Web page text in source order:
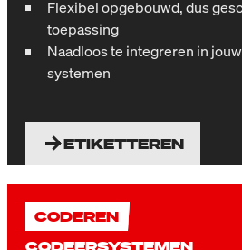
Flexibel opgebouwd, dus
toepassing
Naadloos te integreren in
systemen
ETIKETTEREN
CODEREN